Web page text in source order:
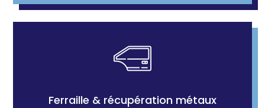
Ferraille & récupération métaux